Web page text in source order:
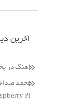
آخرین
اهنگ در
محمد
Pi